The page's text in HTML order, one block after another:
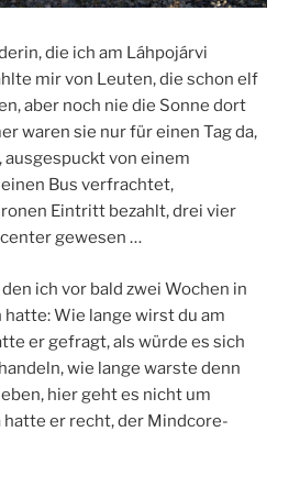
die ich am Láhpojárvi
mir von Leuten, die schon elf
aber noch nie die Sonne dort
waren sie nur für einen Tag da,
von einem
Bus verfrachtet,
Eintritt bezahlt, drei vier
gewesen …
ich vor bald zwei Wochen in
Wie lange wirst du am
er gefragt, als würde es sich
wie lange warste denn
hier geht es nicht um
er recht, der Mindcore-